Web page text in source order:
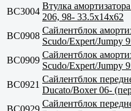
BC3004
Втулка
206, 98- 33.5x14x62
BC0908
Сайлентблок
Scudo/Expert/Jumpy
BC0909
Сайлентблок
Scudo/Expert/Jumpy
BC0921
Сайлентблок
Ducato/Boxer 06-
BC0929
Сайлентблок